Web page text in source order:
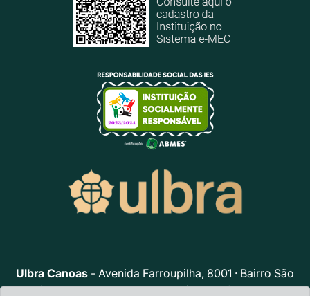
Ulbra Canoas - Avenida Farroupilha, 8001 · Bairro São
José · CEP 92425-900 · Canoas/RS Telefone: + 55 51